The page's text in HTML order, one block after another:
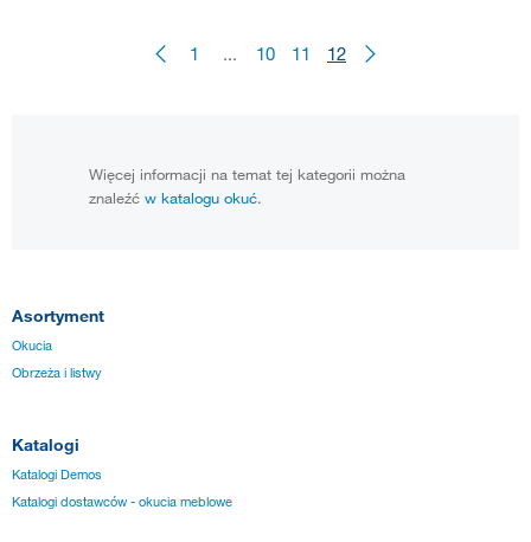
1 ... 10 11 12
Więcej informacji na temat tej kategorii można
znaleźć w katalogu okuć.
Asortyment
Okucia
Obrzeża i listwy
Katalogi
Katalogi Demos
Katalogi dostawców - okucia meblowe